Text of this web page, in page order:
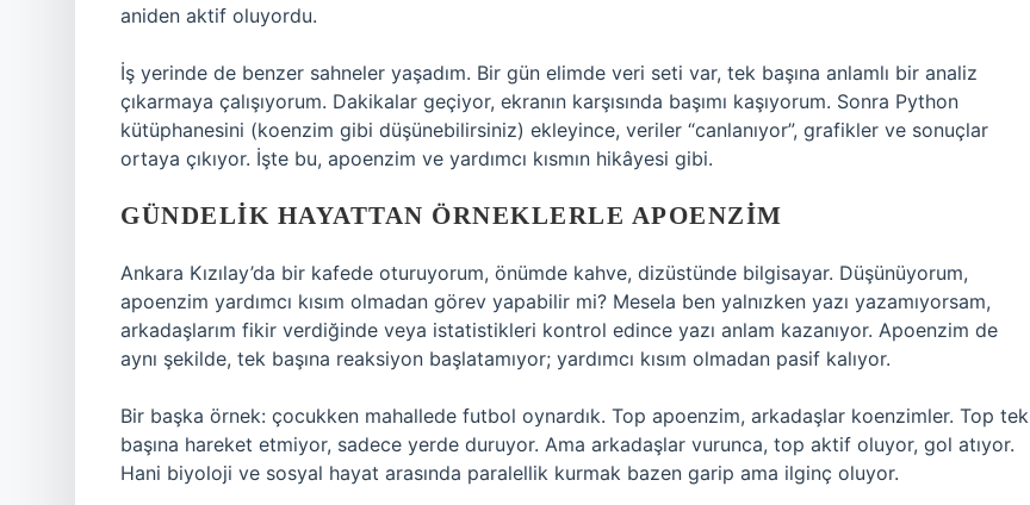
aniden aktif oluyordu.
İş yerinde de benzer sahneler yaşadım. Bir gün elimde veri seti var, tek başına anlamlı bir analiz
çıkarmaya çalışıyorum. Dakikalar geçiyor, ekranın karşısında başımı kaşıyorum. Sonra Python
kütüphanesini (koenzim gibi düşünebilirsiniz) ekleyince, veriler “canlanıyor”, grafikler ve sonuçlar
ortaya çıkıyor. İşte bu, apoenzim ve yardımcı kısmın hikâyesi gibi.
GÜNDELIK HAYATTAN ÖRNEKLERLE APOENZIM
Ankara Kızılay’da bir kafede oturuyorum, önümde kahve, dizüstünde bilgisayar. Düşünüyorum,
apoenzim yardımcı kısım olmadan görev yapabilir mi? Mesela ben yalnızken yazı yazamıyorsam,
arkadaşlarım fikir verdiğinde veya istatistikleri kontrol edince yazı anlam kazanıyor. Apoenzim de
aynı şekilde, tek başına reaksiyon başlatamıyor; yardımcı kısım olmadan pasif kalıyor.
Bir başka örnek: çocukken mahallede futbol oynardık. Top apoenzim, arkadaşlar koenzimler. Top tek
başına hareket etmiyor, sadece yerde duruyor. Ama arkadaşlar vurunca, top aktif oluyor, gol atıyor.
Hani biyoloji ve sosyal hayat arasında paralellik kurmak bazen garip ama ilginç oluyor.